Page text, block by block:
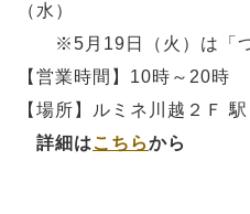
（水）
※5月19日（火）は「つ
【営業時間】10時～20時
【場所】ルミネ川越２Ｆ
詳細はこちらから